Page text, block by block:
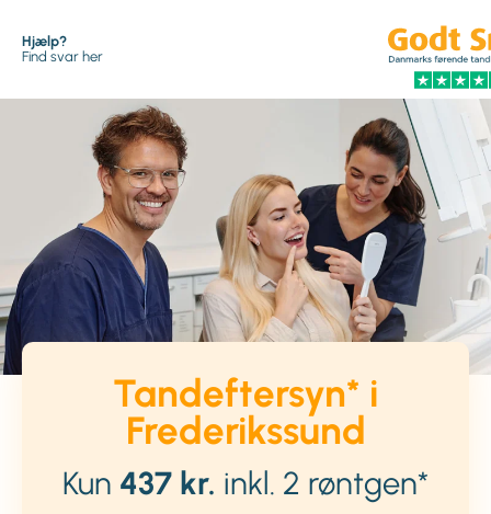
Hjælp?
Find svar her
Tandeftersyn* i
Frederikssund
Kun 437 kr. inkl. 2 røntgen*